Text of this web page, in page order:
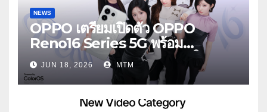
NEWS
OPPO เตรียมเปิดตัว OPPO
Reno16 Series 5G พร้อม
ประกาศ BABYMONSTER ใน
ฐานะ Reno Girls ชวนสัมผัส
ประสบการณ์ถ่ายภาพมุมกว้างพิเศษที่
อัปเกรดไปอีกขั้น กับ 4 สี 4 เทรนดี้
JUN 18, 2026 MTM